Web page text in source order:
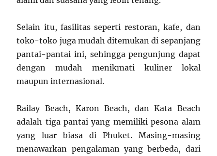
Selain itu, fasilitas seperti restoran, kafe, dan
toko-toko juga mudah ditemukan di sepanjang
pantai-pantai ini, sehingga pengunjung dapat
dengan mudah menikmati kuliner lokal
maupun internasional.
Railay Beach, Karon Beach, dan Kata Beach
adalah tiga pantai yang memiliki pesona alam
yang luar biasa di Phuket. Masing-masing
menawarkan pengalaman yang berbeda, dari